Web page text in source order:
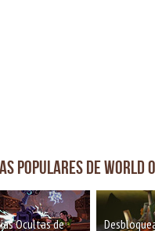
Populares de
Ocultas de